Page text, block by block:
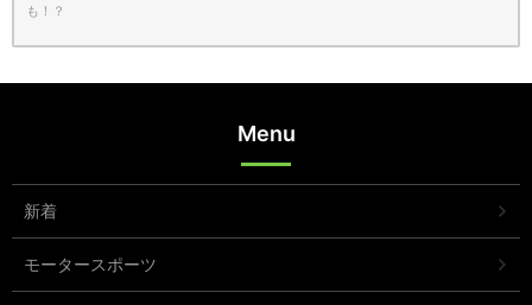
も！？
Menu
新着
モータースポーツ